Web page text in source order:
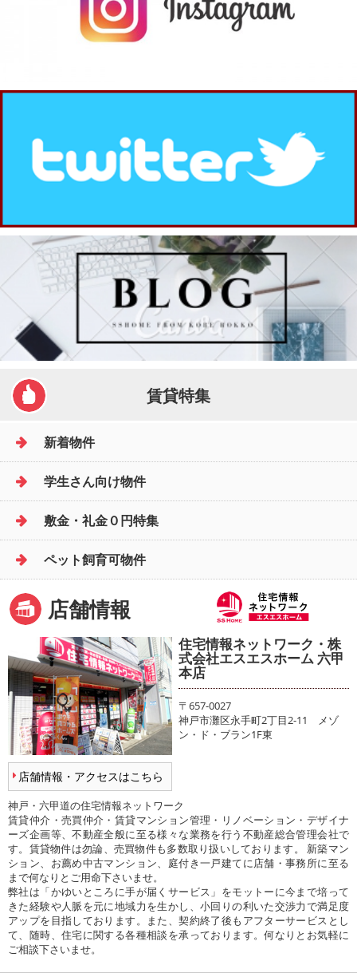
賃貸特集
新着物件
学生さん向け物件
敷金・礼金０円特集
ペット飼育可物件
店舗情報
店舗情報・アクセスはこちら
住宅情報ネットワーク・株
式会社エスエスホーム 六甲
本店
〒657-0027
神戸市灘区永手町2丁目2-11 メゾ
ン・ド・ブラン1F東
神戸・六甲道の住宅情報ネットワーク
賃貸仲介・売買仲介・賃貸マンション管理・リノベーション・デザイナ
ーズ企画等、不動産全般に至る様々な業務を行う不動産総合管理会社で
す。賃貸物件は勿論、売買物件も多数取り扱いしております。 新築マン
ション、お薦め中古マンション、庭付き一戸建てに店舗・事務所に至る
まで何なりとご用命下さいませ。
弊社は「かゆいところに手が届くサービス」をモットーに今まで培って
きた経験や人脈を元に地域力を生かし、小回りの利いた交渉力で満足度
アップを目指しております。また、契約終了後もアフターサービスとし
て、随時、住宅に関する各種相談を承っております。何なりとお気軽に
ご相談下さいませ。